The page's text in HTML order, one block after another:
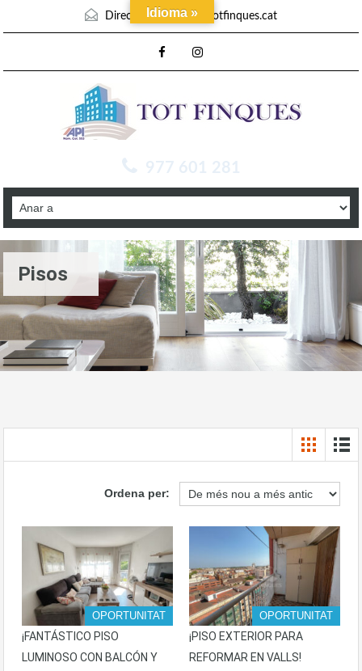
Direcció mail :info@totfinques.cat
977 601 281
Pisos
Ordena per:
OPORTUNITAT
¡FANTÁSTICO PISO
LUMINOSO CON BALCÓN Y
OPORTUNITAT
¡PISO EXTERIOR PARA
REFORMAR EN VALLS!
Idioma »